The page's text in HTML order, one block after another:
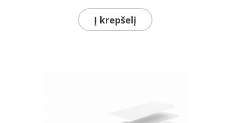
Į krepšelį